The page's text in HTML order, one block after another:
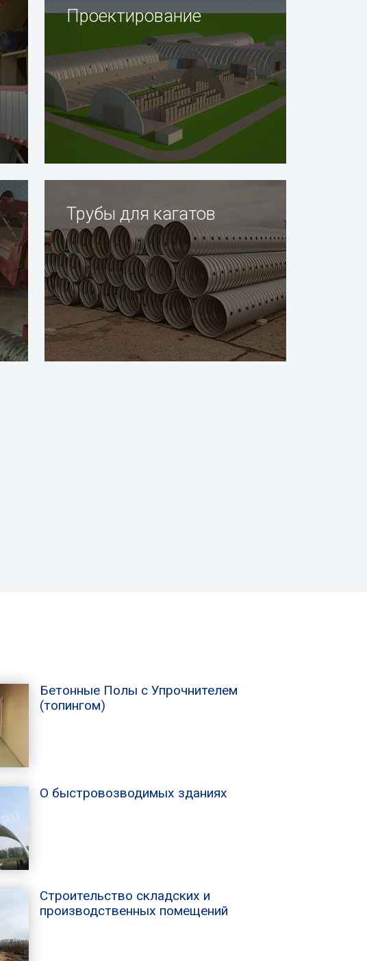
Проектирование
Трубы для кагатов
Бетонные Полы с Упрочнителем
(топингом)
О быстровозводимых зданиях
Строительство складских и
производственных помещений